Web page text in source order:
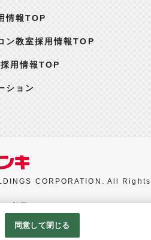
情報TOP
ン教室採用情報TOP
用情報TOP
ション
CORPORATION. All Rights
利用について
同意して閉じる